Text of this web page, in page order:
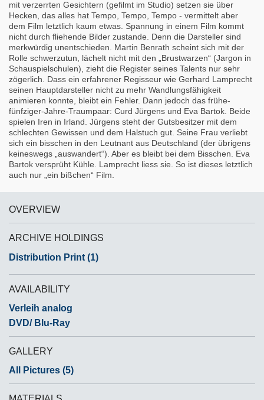
mit verzerrten Gesichtern (gefilmt im Studio) setzen sie über
Hecken, das alles hat Tempo, Tempo, Tempo - vermittelt aber
dem Film letztlich kaum etwas. Spannung in einem Film kommt
nicht durch fliehende Bilder zustande. Denn die Darsteller sind
merkwürdig unentschieden. Martin Benrath scheint sich mit der
Rolle schwerzutun, lächelt nicht mit den „Brustwarzen“ (Jargon in
Schauspielschulen), zieht die Register seines Talents nur sehr
zögerlich. Dass ein erfahrener Regisseur wie Gerhard Lamprecht
seinen Hauptdarsteller nicht zu mehr Wandlungsfähigkeit
animieren konnte, bleibt ein Fehler. Dann jedoch das frühe-
fünfziger-Jahre-Traumpaar: Curd Jürgens und Eva Bartok. Beide
spielen Iren in Irland. Jürgens steht der Gutsbesitzer mit dem
schlechten Gewissen und dem Halstuch gut. Seine Frau verliebt
sich ein bisschen in den Leutnant aus Deutschland (der übrigens
keineswegs „auswandert“). Aber es bleibt bei dem Bisschen. Eva
Bartok versprüht Kühle. Lamprecht liess sie. So ist dieses letztlich
auch nur „ein bißchen“ Film.
OVERVIEW
ARCHIVE HOLDINGS
Distribution Print (1)
AVAILABILITY
Verleih analog
DVD/ Blu-Ray
GALLERY
All Pictures (5)